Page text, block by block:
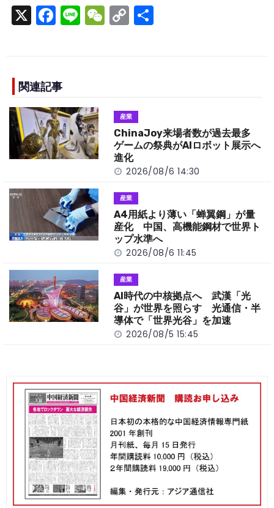
X F
a
e
b
o
o
k
Li
n
W
e
C
o
n
k
関連記事
産業
ChinaJoy来場者数が過去最多
ゲームの祭典がAIロボット展示へ
進化
2026/08/6 14:30
産業
A4用紙より薄い「蝉翼鋼」が量
産化 中国、高機能鋼材で世界ト
ップ水準へ
2026/08/6 11:45
産業
AI時代の中核拠点へ 武漢「光
谷」が世界を照らす 光通信・半
導体で「世界光谷」を加速
2026/08/5 15:45